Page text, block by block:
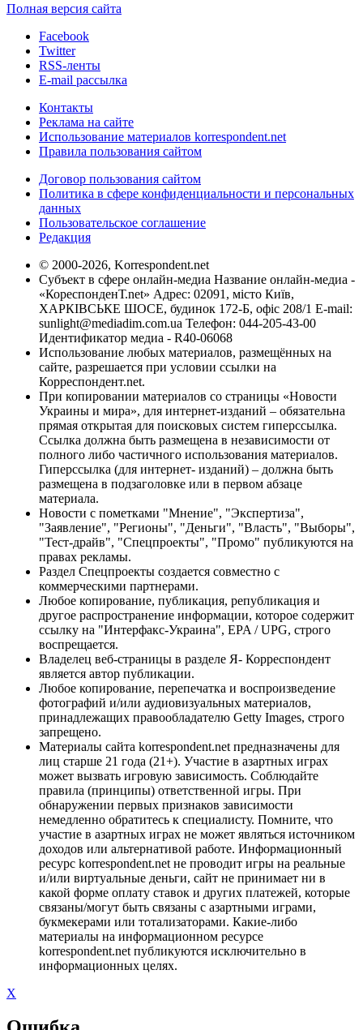
Полная версия сайта
Facebook
Twitter
RSS-ленты
E-mail рассылка
Контакты
Реклама на сайте
Использование материалов korrespondent.net
Правила пользования сайтом
Договор пользования сайтом
Политика в сфере конфиденциальности и персональных
данных
Пользовательское соглашение
Редакция
© 2000-2026, Korrespondent.net
Субъект в сфере онлайн-медиа Название онлайн-медиа -
«КореспонденТ.net» Адрес: 02091, місто Київ,
ХАРКІВСЬКЕ ШОСЕ, будинок 172-Б, офіс 208/1 E-mail:
sunlight@mediadim.com.ua Телефон: 044-205-43-00
Идентификатор медиа - R40-06068
Использование любых материалов, размещённых на
сайте, разрешается при условии ссылки на
Корреспондент.net.
При копировании материалов со страницы «Новости
Украины и мира», для интернет-изданий – обязательна
прямая открытая для поисковых систем гиперссылка.
Ссылка должна быть размещена в независимости от
полного либо частичного использования материалов.
Гиперссылка (для интернет- изданий) – должна быть
размещена в подзаголовке или в первом абзаце
материала.
Новости с пометками "Мнение", "Экспертиза",
"Заявление", "Регионы", "Деньги", "Власть", "Выборы",
"Тест-драйв", "Спецпроекты", "Промо" публикуются на
правах рекламы.
Раздел Спецпроекты создается совместно с
коммерческими партнерами.
Любое копирование, публикация, републикация и
другое распространение информации, которое содержит
ссылку на "Интерфакс-Украина", EPA / UPG, строго
воспрещается.
Владелец веб-страницы в разделе Я- Корреспондент
является автор публикации.
Любое копирование, перепечатка и воспроизведение
фотографий и/или аудиовизуальных материалов,
принадлежащих правообладателю Getty Images, строго
запрещено.
Материалы сайта korrespondent.net предназначены для
лиц старше 21 года (21+). Участие в азартных играх
может вызвать игровую зависимость. Соблюдайте
правила (принципы) ответственной игры. При
обнаружении первых признаков зависимости
немедленно обратитесь к специалисту. Помните, что
участие в азартных играх не может являться источником
доходов или альтернативой работе. Информационный
ресурс korrespondent.net не проводит игры на реальные
и/или виртуальные деньги, сайт не принимает ни в
какой форме оплату ставок и других платежей, которые
связаны/могут быть связаны с азартными играми,
букмекерами или тотализаторами. Какие-либо
материалы на информационном ресурсе
korrespondent.net публикуются исключительно в
информационных целях.
X